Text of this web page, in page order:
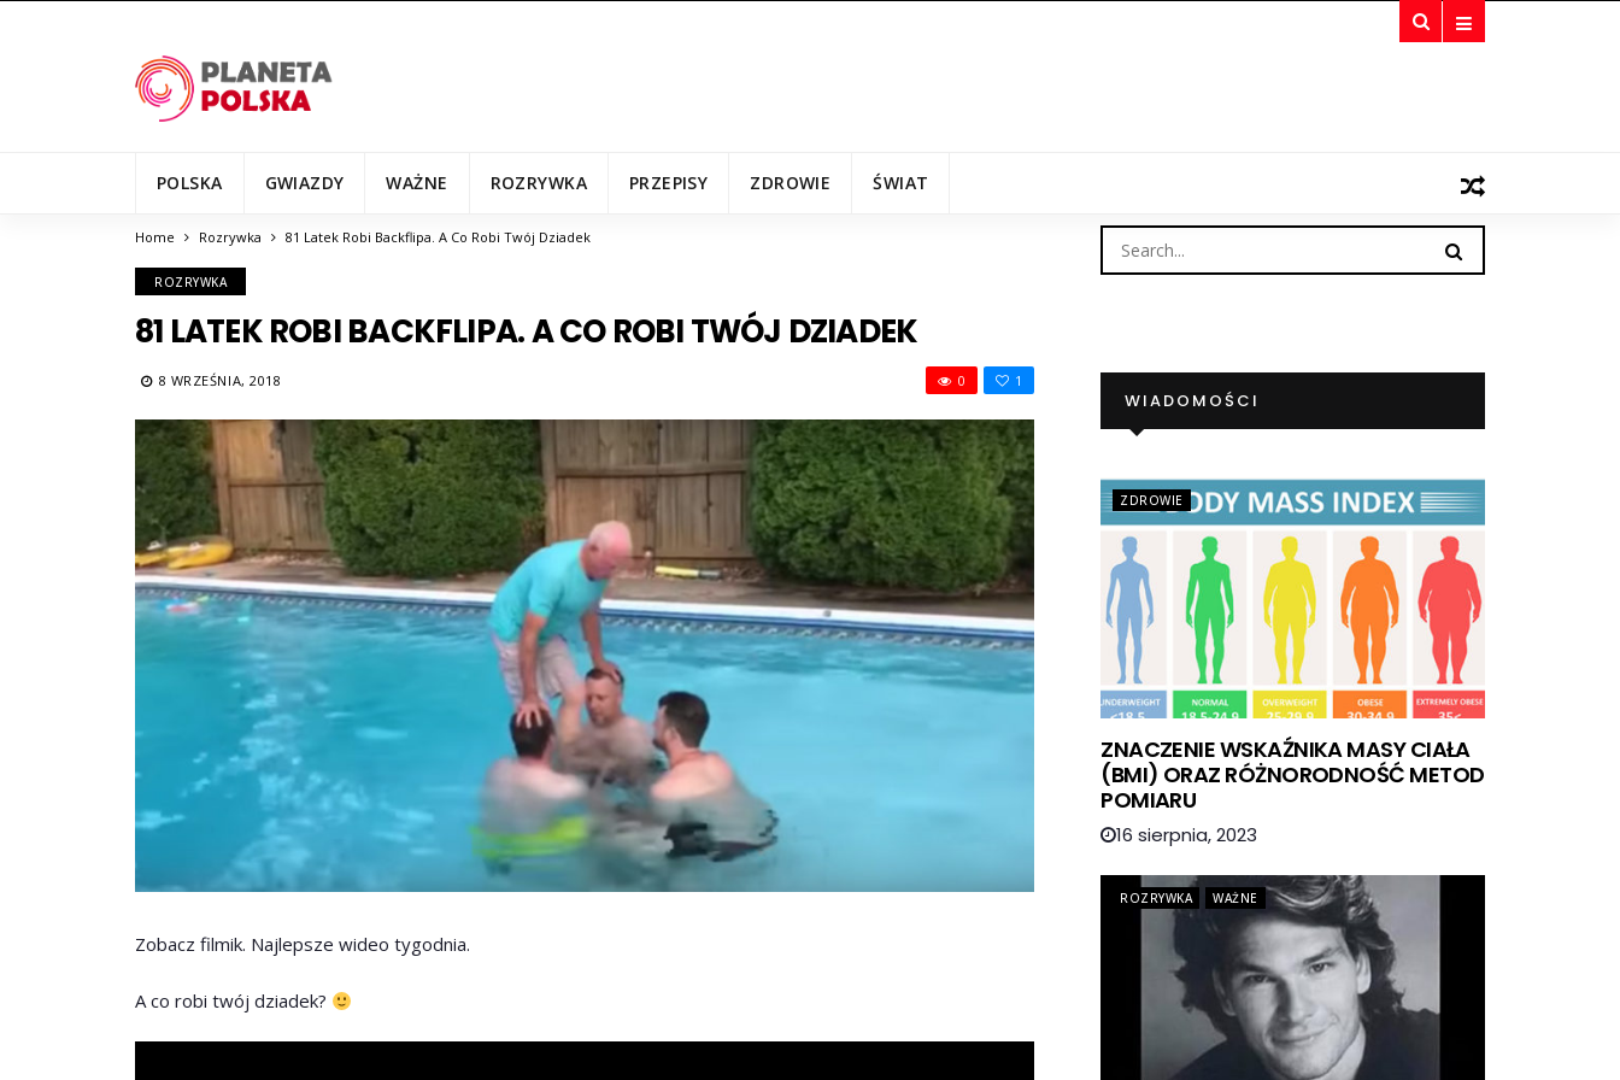
POLSKA GWIAZDY WAŻNE ROZRYWKA PRZEPISY ZDROWIE ŚWIAT
Home Rozrywka 81 Latek Robi Backflipa. A Co Robi Twój Dziadek
ROZRYWKA
81 LATEK ROBI BACKFLIPA. A CO ROBI TWÓJ DZIADEK
8 WRZEŚNIA, 2018 1
0
Zobacz filmik. Najlepsze wideo tygodnia.
A co robi twój dziadek?
WIADOMOŚCI
ZDROWIE
ZNACZENIE WSKAŹNIKA MASY CIAŁA
(BMI) ORAZ RÓŻNORODNOŚĆ METOD
POMIARU
16 sierpnia, 2023
ROZRYWKA WAŻNE